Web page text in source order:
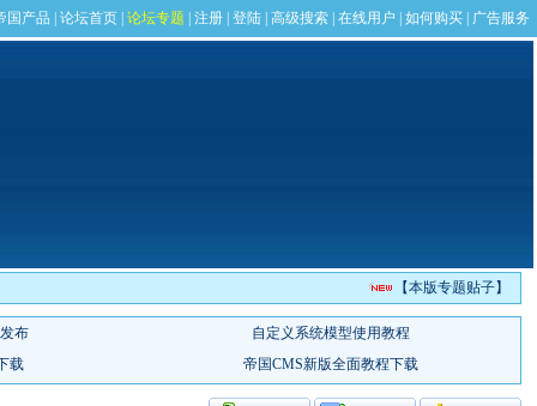
【本版专题贴子】